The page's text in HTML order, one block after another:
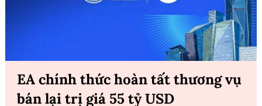
EA chính thức hoàn tất thương vụ
bán lại trị giá 55 tỷ USD